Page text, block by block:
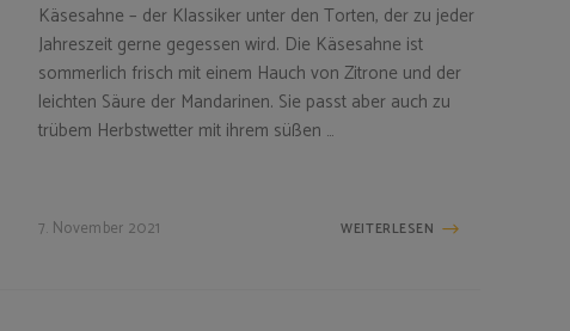
Käsesahne – der Klassiker unter den Torten, der zu jeder
Jahreszeit gerne gegessen wird. Die Käsesahne ist
sommerlich frisch mit einem Hauch von Zitrone und der
leichten Säure der Mandarinen. Sie passt aber auch zu
trübem Herbstwetter mit ihrem süßen …
7. November 2021 WEITERLESEN